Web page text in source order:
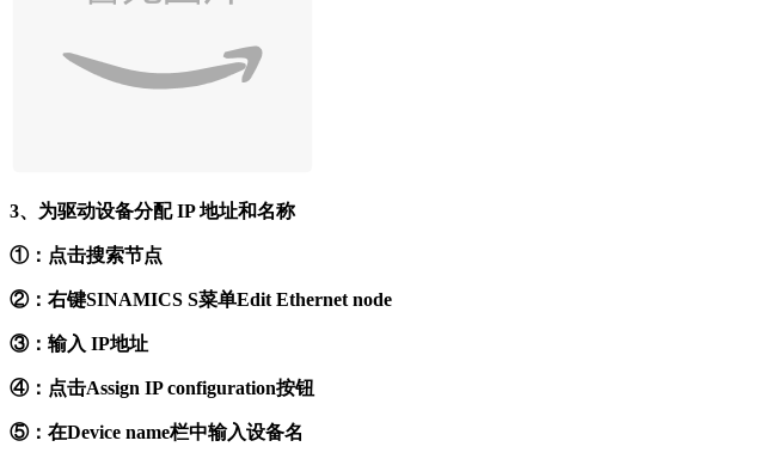
3、为驱动设备分配 IP 地址和名称
①：点击搜索节点
②：右键SINAMICS S菜单Edit Ethernet node
③：输入 IP地址
④：点击Assign IP configuration按钮
⑤：在Device name栏中输入设备名